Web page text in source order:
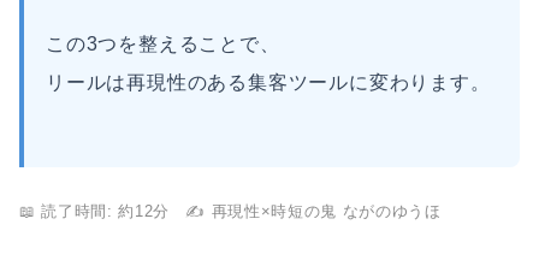
この3つを整えることで、
リールは再現性のある集客ツールに変わります。
📖 読了時間: 約12分 ✍️ 再現性×時短の鬼 ながのゆうほ